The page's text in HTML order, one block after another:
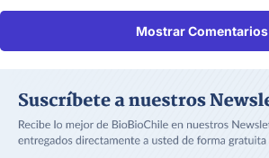
Mostrar Comentarios